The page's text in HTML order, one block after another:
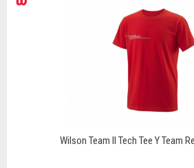
Wilson Team II Tech Tee Y Team